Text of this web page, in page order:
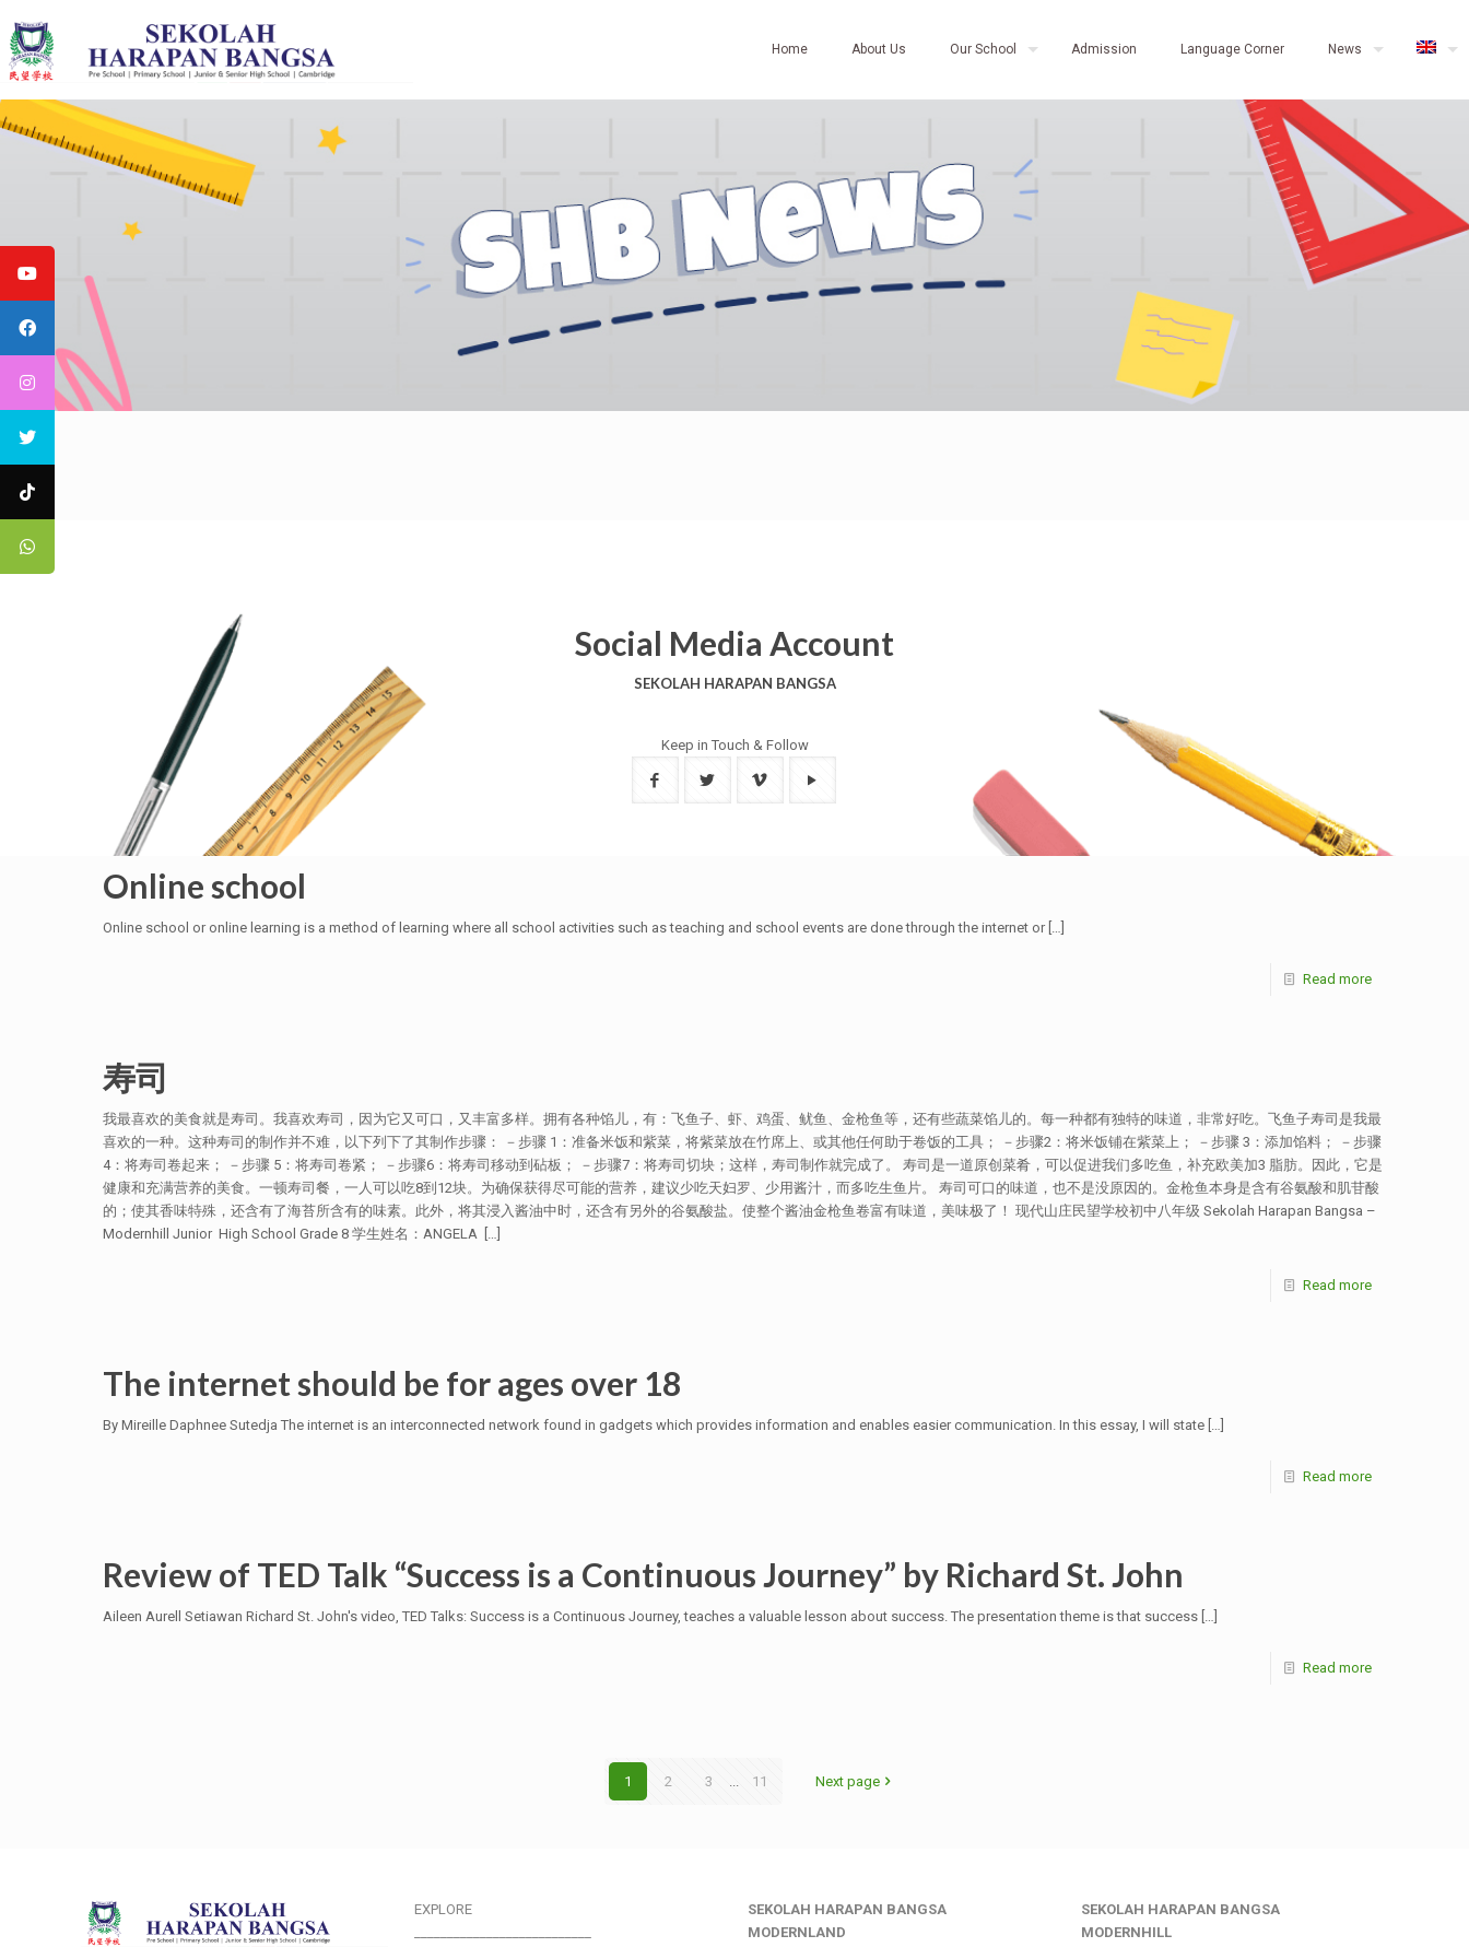
Home About Us Our School Admission Language Corner News
Social Media Account
SEKOLAH HARAPAN BANGSA
Keep in Touch & Follow
Online school
Online school or online learning is a method of learning where all school activities such as teaching and school events are done through the internet or[…]
Read more
寿司
我最喜欢的美食就是寿司。我喜欢寿司，因为它又可口，又丰富多样。拥有各种馅儿，有：飞鱼子、虾、鸡蛋、鱿鱼、金枪鱼等，还有些蔬菜馅儿的。每一种都有独特的味道，非常好吃。飞鱼子寿司是我最
喜欢的一种。这种寿司的制作并不难，以下列下了其制作步骤： －步骤 1：准备米饭和紫菜，将紫菜放在竹席上、或其他任何助于卷饭的工具； －步骤2：将米饭铺在紫菜上； －步骤 3：添加馅料； －步骤
4：将寿司卷起来； －步骤 5：将寿司卷紧； －步骤6：将寿司移动到砧板； －步骤7：将寿司切块；这样，寿司制作就完成了。 寿司是一道原创菜肴，可以促进我们多吃鱼，补充欧美加3 脂肪。因此，它是
健康和充满营养的美食。一顿寿司餐，一人可以吃8到12块。为确保获得尽可能的营养，建议少吃天妇罗、少用酱汁，而多吃生鱼片。 寿司可口的味道，也不是没原因的。金枪鱼本身是含有谷氨酸和肌苷酸
的；使其香味特殊，还含有了海苔所含有的味素。此外，将其浸入酱油中时，还含有另外的谷氨酸盐。使整个酱油金枪鱼卷富有味道，美味极了！ 现代山庄民望学校初中八年级 Sekolah Harapan Bangsa –
Modernhill Junior High School Grade 8 学生姓名：ANGELA
[…]
Read more
The internet should be for ages over 18
By Mireille Daphnee Sutedja The internet is an interconnected network found in gadgets which provides information and enables easier communication. In this essay, I will state […]
Read more
Review of TED Talk “Success is a Continuous Journey” by Richard St. John
Aileen Aurell Setiawan Richard St. John's video, TED Talks: Success is a Continuous Journey, teaches a valuable lesson about success. The presentation theme is that success […]
Read more
1 2 3 ... 11 Next page
EXPLORE
SEKOLAH HARAPAN BANGSA
MODERNLAND
SEKOLAH HARAPAN BANGSA
MODERNHILL